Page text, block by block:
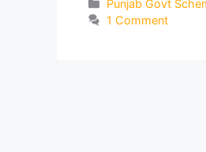
Categories
Punjab Govt
1 Comment